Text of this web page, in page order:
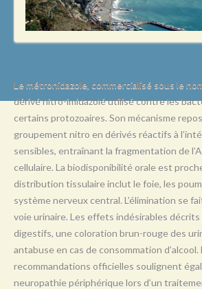
P
Q
R
S
T
U
W
Le métronidazole, commercialisé sous le
dérivé nitro-imidazolé utilisé contre les
certains protozoaires. Son mécanisme
groupement nitro en dérivés réactifs à
sensibles, entraînant la fragmentation de
cellulaire. La biodisponibilité orale est
distribution tissulaire inclut le foie, les
système nerveux central. L’élimination se
voie urinaire. Les effets indésirables
digestifs, une coloration brun-rouge des
antabuse en cas de consommation d’alcool.
recommandations officielles soulignent
neuropathie périphérique lors d’un